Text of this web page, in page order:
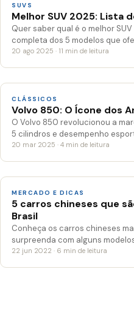
SUVS
Melhor SUV 2025: Lista
Quer saber qual é o melhor
completa dos 5 modelos que
20 ago 2025 · 11 min de leitura
CLÁSSICOS
Volvo 850: O Ícone dos
O Volvo 850 revolucionou a
5 cilindros e desempenho
20 mar 2025 · 4 min de leitura
MERCADO E DICAS
5 carros chineses que
Brasil
Conheça os carros chineses
surpreenda com alguns
22 jun 2022 · 6 min de leitura